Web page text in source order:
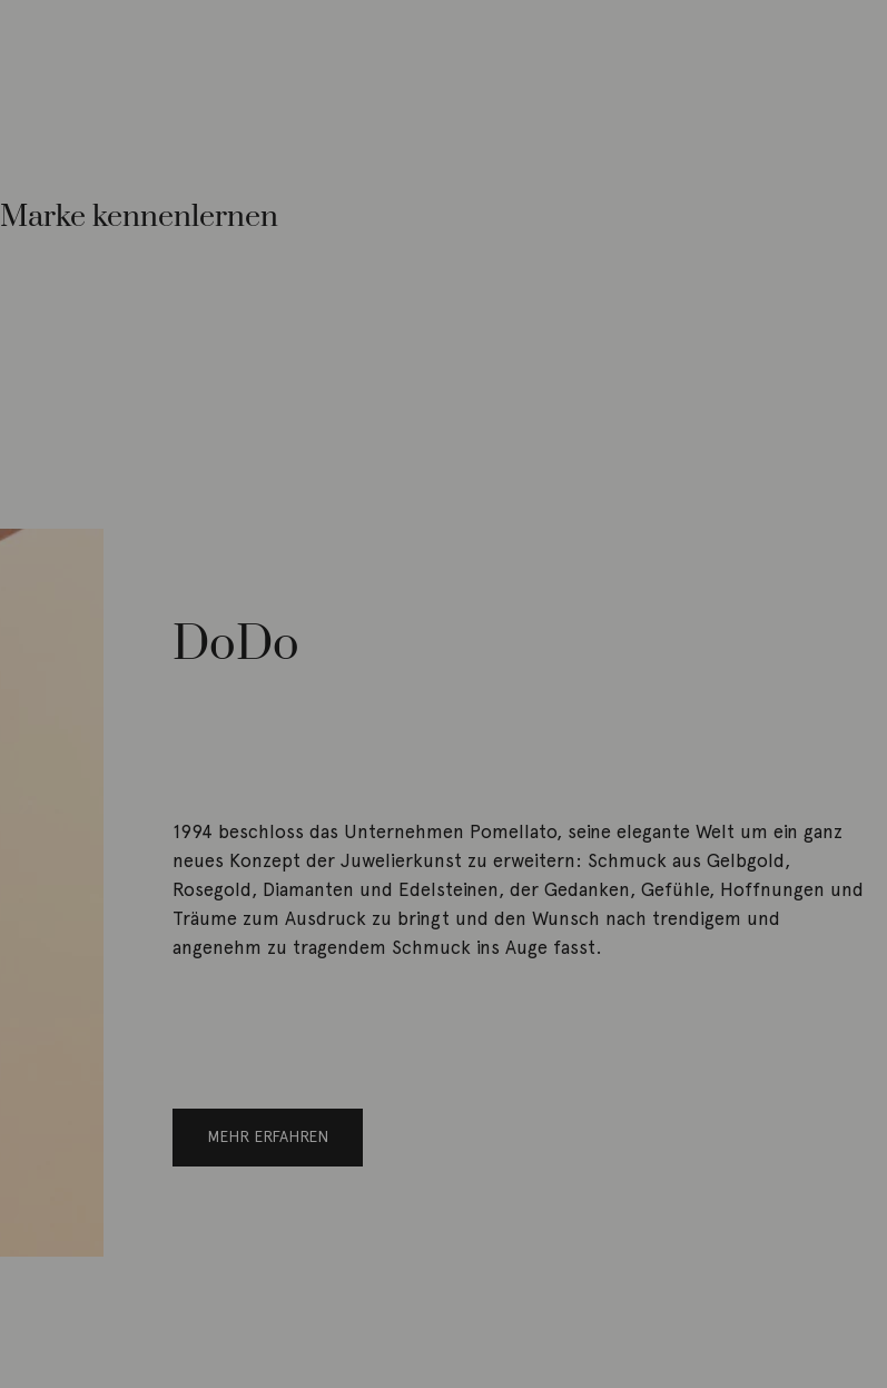
Marke kennenlernen
DoDo
1994 beschloss das Unternehmen Pomellato, seine elegante Welt um ein ganz
neues Konzept der Juwelierkunst zu erweitern: Schmuck aus Gelbgold,
Rosegold, Diamanten und Edelsteinen, der Gedanken, Gefühle, Hoffnungen und
Träume zum Ausdruck zu bringt und den Wunsch nach trendigem und
angenehm zu tragendem Schmuck ins Auge fasst.
MEHR ERFAHREN